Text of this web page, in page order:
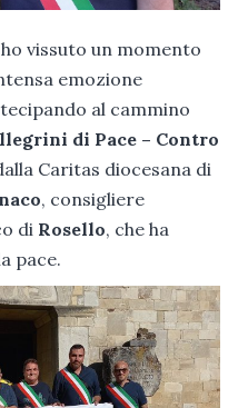
vissuto un momento
emozione
al cammino
di Pace – Contro
Caritas diocesana di
, consigliere
di Rosello, che ha
pace.